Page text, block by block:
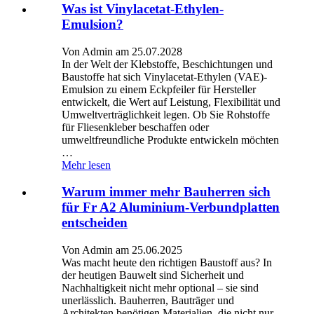
Was ist Vinylacetat-Ethylen-
Emulsion?
Von Admin am 25.07.2028
In der Welt der Klebstoffe, Beschichtungen und
Baustoffe hat sich Vinylacetat-Ethylen (VAE)-
Emulsion zu einem Eckpfeiler für Hersteller
entwickelt, die Wert auf Leistung, Flexibilität und
Umweltverträglichkeit legen. Ob Sie Rohstoffe
für Fliesenkleber beschaffen oder
umweltfreundliche Produkte entwickeln möchten
…
Mehr lesen
Warum immer mehr Bauherren sich
für Fr A2 Aluminium-Verbundplatten
entscheiden
Von Admin am 25.06.2025
Was macht heute den richtigen Baustoff aus? In
der heutigen Bauwelt sind Sicherheit und
Nachhaltigkeit nicht mehr optional – sie sind
unerlässlich. Bauherren, Bauträger und